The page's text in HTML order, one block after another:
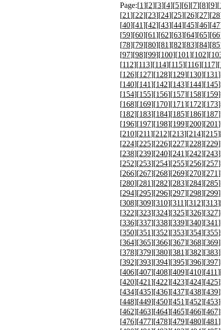
Page:[1][2][3][4][5][6][7][8][9][
[21][22][23][24][25][26][27][28
[40][41][42][43][44][45][46][47
[59][60][61][62][63][64][65][66
[78][79][80][81][82][83][84][85
[97][98][99][100][101][102][
[112][113][114][115][116][117][
[126][127][128][129][130][131
[140][141][142][143][144][145
[154][155][156][157][158][159
[168][169][170][171][172][173
[182][183][184][185][186][187
[196][197][198][199][200][201
[210][211][212][213][214][215
[224][225][226][227][228][229
[238][239][240][241][242][243
[252][253][254][255][256][257
[266][267][268][269][270][271
[280][281][282][283][284][285
[294][295][296][297][298][299
[308][309][310][311][312][313
[322][323][324][325][326][327
[336][337][338][339][340][341
[350][351][352][353][354][355
[364][365][366][367][368][369
[378][379][380][381][382][383
[392][393][394][395][396][397
[406][407][408][409][410][411
[420][421][422][423][424][425
[434][435][436][437][438][439
[448][449][450][451][452][453
[462][463][464][465][466][467
[476][477][478][479][480][481